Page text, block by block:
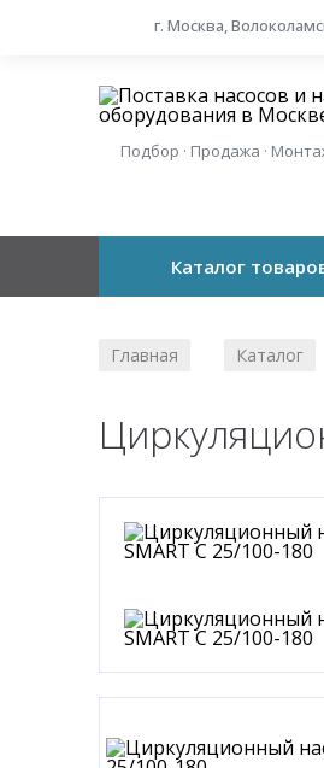
г. Москва,
Подбор · Продажа ·
Каталог
Главная Каталог